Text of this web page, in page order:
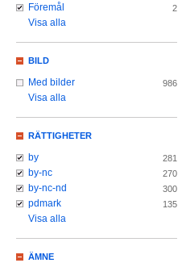
Föremål 2
Visa alla
BILD
Med bilder 986
Visa alla
RÄTTIGHETER
by 281
by-nc 270
by-nc-nd 300
pdmark 135
Visa alla
ÄMNE